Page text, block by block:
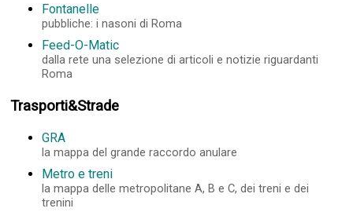
Fontanelle
pubbliche: i nasoni di Roma
Feed-O-Matic
dalla rete una selezione di articoli e notizie riguardanti
Roma
Trasporti&Strade
GRA
la mappa del grande raccordo anulare
Metro e treni
la mappa delle metropolitane A, B e C, dei treni e dei
trenini